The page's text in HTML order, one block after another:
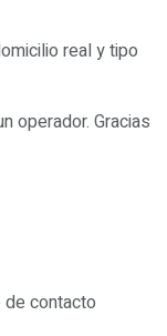
real y tipo
operador. Gracias
contacto